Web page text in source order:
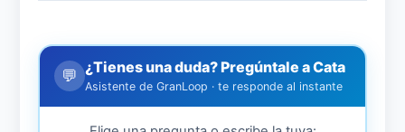
💬 ¿Tienes una duda? Pregúntale a Cata
Asistente de GranLoop · te responde al instante